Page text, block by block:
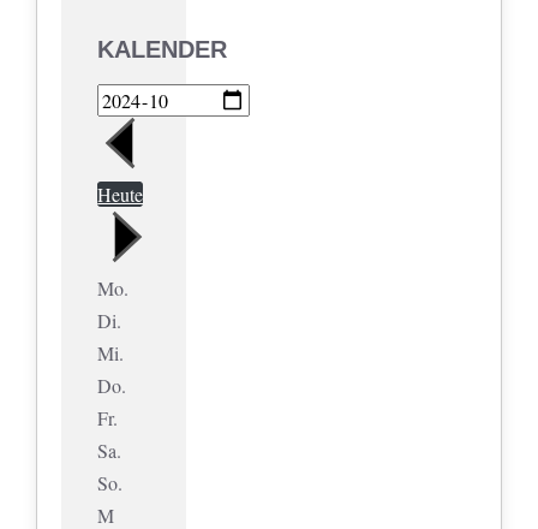
KALENDER
Heute
Mo.
Di.
Mi.
Do.
Fr.
Sa.
So.
M